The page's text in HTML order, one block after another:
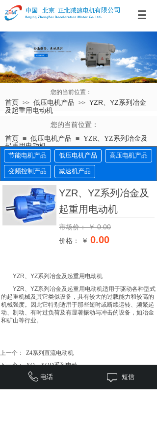
首页 >> 低压电机产品 >> YZR、YZ系列冶金
及起重用电动机
您的当前位置：
您的当前位置：​​​​
首页 ≡ 低压电机产品 ≡ YZR、YZ系列冶金及
起重用电动机
节能电机产品
低压电机产品 高压电机产品
变频控制产品 减速机产品
YZR、YZ系列冶金及
起重用电动机
市场价： ￥0.00
价格： ￥ 0.00
YZR、YZ系列冶金及起重用电动机
YZR、 YZ系列冶金及起重用电动机适用于驱动各种型式
的起重机械及其它类似设备，具有较大的过载能力和较高的
机械强度。因此它特别适用于那些短时或断续运转、频繁起
动、制动、有时过负荷及有显著振动与冲击的设备，如冶金
和矿山等行业。
上一个：
Z4系列直流电动机
下一个： XQ、XQD系列电动......
电话 短信